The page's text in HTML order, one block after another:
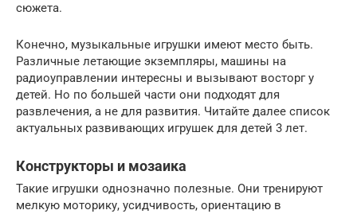
сюжета.
Конечно, музыкальные игрушки имеют место быть.
Различные летающие экземпляры, машины на
радиоуправлении интересны и вызывают восторг у
детей. Но по большей части они подходят для
развлечения, а не для развития. Читайте далее список
актуальных развивающих игрушек для детей 3 лет.
Конструкторы и мозаика
Такие игрушки однозначно полезные. Они тренируют
мелкую моторику, усидчивость, ориентацию в